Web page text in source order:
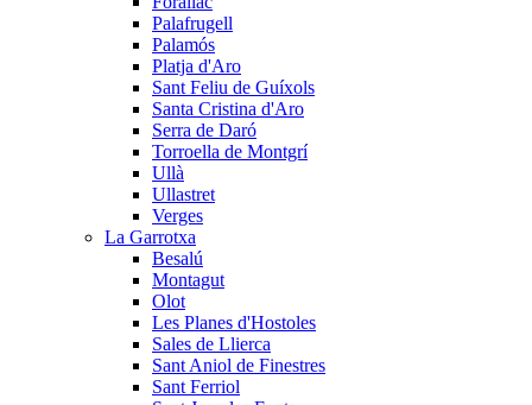
Palafrugell
Palamós
Platja d'Aro
Sant Feliu de Guíxols
Santa Cristina d'Aro
Serra de Daró
Torroella de Montgrí
Ullà
Ullastret
Verges
La Garrotxa
Besalú
Montagut
Olot
Les Planes d'Hostoles
Sales de Llierca
Sant Aniol de Finestres
Sant Ferriol